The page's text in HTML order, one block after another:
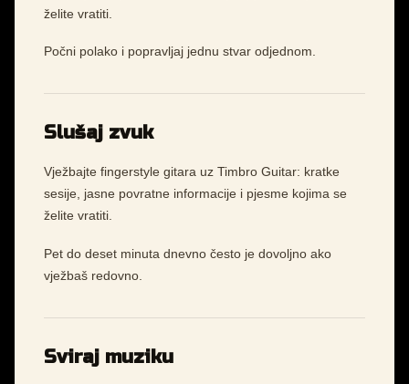
želite vratiti.
Počni polako i popravljaj jednu stvar odjednom.
Slušaj zvuk
Vježbajte fingerstyle gitara uz Timbro Guitar: kratke
sesije, jasne povratne informacije i pjesme kojima se
želite vratiti.
Pet do deset minuta dnevno često je dovoljno ako
vježbaš redovno.
Sviraj muziku